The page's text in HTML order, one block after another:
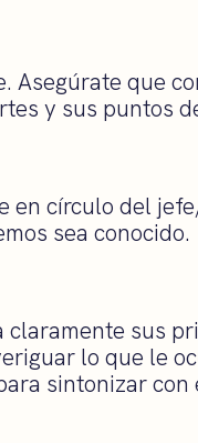
Asegúrate que
y sus puntos
en círculo del
sea conocido.
claramente sus
lo que le
sintonizar con